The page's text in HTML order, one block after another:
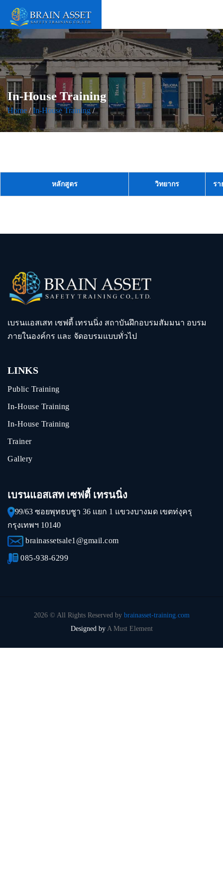
In-House Training
Home/In-House Training/
หลักสูตร วิทยากร รา
เบรนแอสเสท เซฟตี้ เทรนนิ่ง สถาบันฝึกอบรมสัมมนา อบรม
ภายในองค์กร และ จัดอบรมแบบทั่วไป
LINKS
Public Training
In-House Training
In-House Training
Trainer
Gallery
เบรนแอสเสท เซฟตี้ เทรนนิ่ง
99/63 ซอยพุทธบชูา 36 แยก 1 แขวงบางมด เขตท่งุครุ
กรุงเทพฯ 10140
brainassetsale1@gmail.com
085-938-6299
2026 © All Rights Reserved by brainasset-training.com
Designed by A Must Element